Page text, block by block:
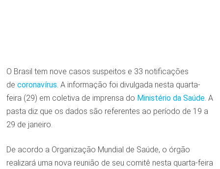
O Brasil tem nove casos suspeitos e 33 notificações
de coronavírus. A informação foi divulgada nesta quarta-
feira (29) em coletiva de imprensa do Ministério da Saúde. A
pasta diz que os dados são referentes ao período de 19 a
29 de janeiro.
De acordo a Organização Mundial de Saúde, o órgão
realizará uma nova reunião de seu comitê nesta quarta-feira